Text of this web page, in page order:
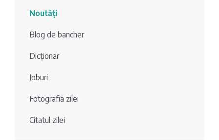
bancher
Joburi
Fotografia
Depozite
Comerțbank
Energbank
întrebare?
Sondaj
Noutăți
Blog de bancher
Dicționar
Joburi
Fotografia zilei
Citatul zilei